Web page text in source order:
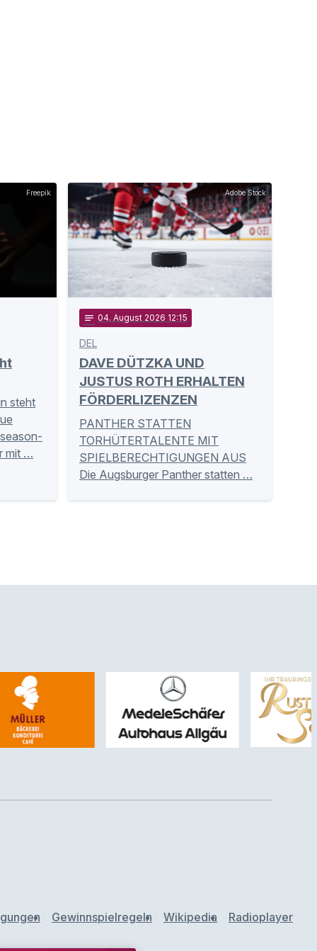
Freepik
steht
mit …
Adobe Stock
notes 04. August 2026 12:15
DEL
DAVE DÜTZKA UND
JUSTUS ROTH ERHALTEN
FÖRDERLIZENZEN
PANTHER STATTEN
TORHÜTERTALENTE MIT
SPIELBERECHTIGUNGEN AUS
Die Augsburger Panther statten …
Gewinnspielregeln Wikipedia Radioplayer